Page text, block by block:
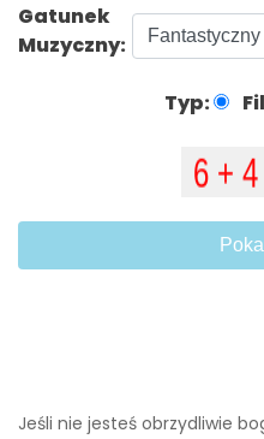
Gatunek
Muzyczny:
Typ:
Jeśli nie jesteś obrzydliwie